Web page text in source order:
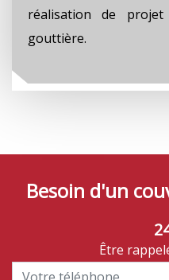
réalisation de projet
gouttière.
Besoin d'un
Être